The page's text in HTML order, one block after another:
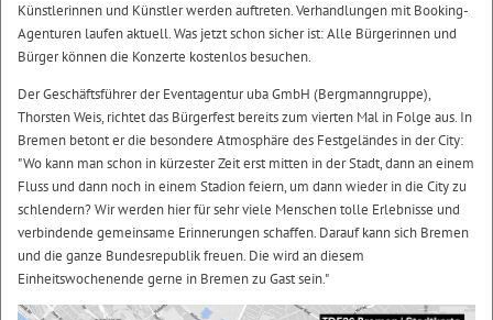
Künstlerinnen und Künstler werden auftreten. Verhandlungen mit Booking-
Agenturen laufen aktuell. Was jetzt schon sicher ist: Alle Bürgerinnen und
Bürger können die Konzerte kostenlos besuchen.
Der Geschäftsführer der Eventagentur uba GmbH (Bergmanngruppe),
Thorsten Weis, richtet das Bürgerfest bereits zum vierten Mal in Folge aus. In
Bremen betont er die besondere Atmosphäre des Festgeländes in der City:
"Wo kann man schon in kürzester Zeit erst mitten in der Stadt, dann an einem
Fluss und dann noch in einem Stadion feiern, um dann wieder in die City zu
schlendern? Wir werden hier für sehr viele Menschen tolle Erlebnisse und
verbindende gemeinsame Erinnerungen schaffen. Darauf kann sich Bremen
und die ganze Bundesrepublik freuen. Die wird an diesem
Einheitswochenende gerne in Bremen zu Gast sein."